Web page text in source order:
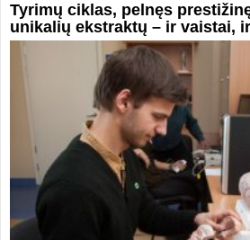
Tyrimų ciklas, pelnęs
unikalių ekstraktų – ir vaistai,